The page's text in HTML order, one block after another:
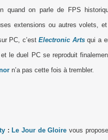
quand on parle de FPS
extensions ou autres volets,
PC, c’estElectronic Artsqui a
le duel PC se reproduit
n’a pas cette fois à trembler.
: Le Jour de Gloire vous